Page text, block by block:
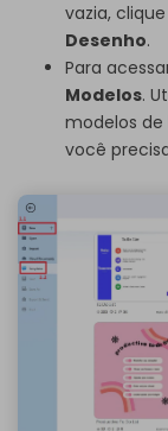
vazia,
Desenho.
Para
Modelos.
modelos
você